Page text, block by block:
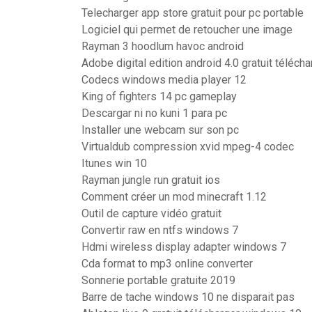
Telecharger app store gratuit pour pc portable
Logiciel qui permet de retoucher une image
Rayman 3 hoodlum havoc android
Adobe digital edition android 4.0 gratuit
Codecs windows media player 12
King of fighters 14 pc gameplay
Descargar ni no kuni 1 para pc
Installer une webcam sur son pc
Virtualdub compression xvid mpeg-4 codec
Itunes win 10
Rayman jungle run gratuit ios
Comment créer un mod minecraft 1.12
Outil de capture vidéo gratuit
Convertir raw en ntfs windows 7
Hdmi wireless display adapter windows 7
Cda format to mp3 online converter
Sonnerie portable gratuite 2019
Barre de tache windows 10 ne disparait pas